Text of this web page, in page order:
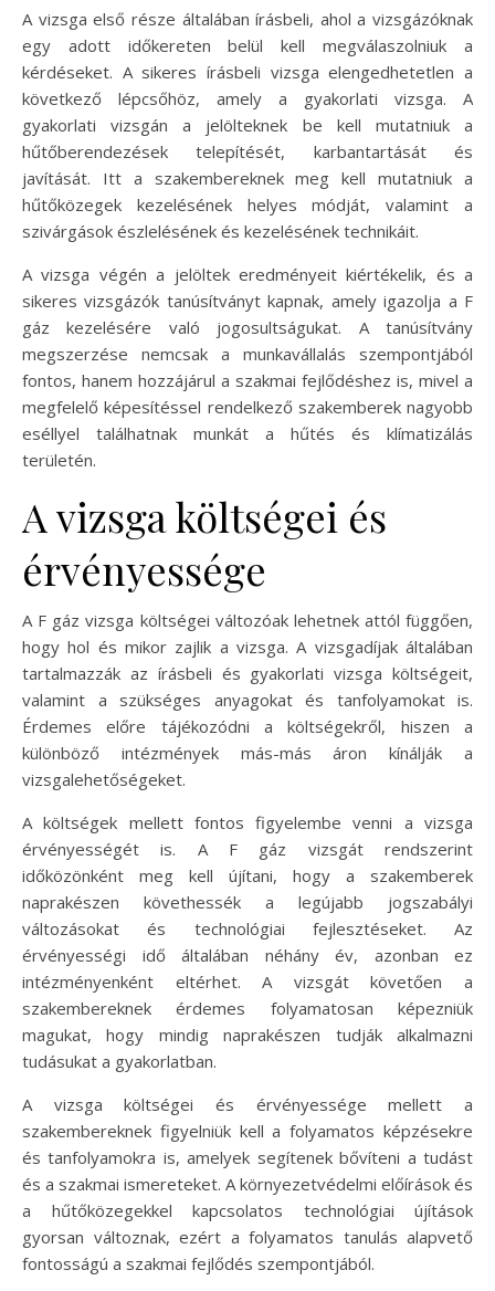
A vizsga első része általában írásbeli, ahol a vizsgázóknak
egy adott időkereten belül kell megválaszolniuk a
kérdéseket. A sikeres írásbeli vizsga elengedhetetlen a
következő lépcsőhöz, amely a gyakorlati vizsga. A
gyakorlati vizsgán a jelölteknek be kell mutatniuk a
hűtőberendezések telepítését, karbantartását és
javítását. Itt a szakembereknek meg kell mutatniuk a
hűtőközegek kezelésének helyes módját, valamint a
szivárgások észlelésének és kezelésének technikáit.
A vizsga végén a jelöltek eredményeit kiértékelik, és a
sikeres vizsgázók tanúsítványt kapnak, amely igazolja a F
gáz kezelésére való jogosultságukat. A tanúsítvány
megszerzése nemcsak a munkavállalás szempontjából
fontos, hanem hozzájárul a szakmai fejlődéshez is, mivel a
megfelelő képesítéssel rendelkező szakemberek nagyobb
eséllyel találhatnak munkát a hűtés és klímatizálás
területén.
A vizsga költségei és
érvényessége
A F gáz vizsga költségei változóak lehetnek attól függően,
hogy hol és mikor zajlik a vizsga. A vizsgadíjak általában
tartalmazzák az írásbeli és gyakorlati vizsga költségeit,
valamint a szükséges anyagokat és tanfolyamokat is.
Érdemes előre tájékozódni a költségekről, hiszen a
különböző intézmények más-más áron kínálják a
vizsgalehetőségeket.
A költségek mellett fontos figyelembe venni a vizsga
érvényességét is. A F gáz vizsgát rendszerint
időközönként meg kell újítani, hogy a szakemberek
naprakészen követhessék a legújabb jogszabályi
változásokat és technológiai fejlesztéseket. Az
érvényességi idő általában néhány év, azonban ez
intézményenként eltérhet. A vizsgát követően a
szakembereknek érdemes folyamatosan képezniük
magukat, hogy mindig naprakészen tudják alkalmazni
tudásukat a gyakorlatban.
A vizsga költségei és érvényessége mellett a
szakembereknek figyelniük kell a folyamatos képzésekre
és tanfolyamokra is, amelyek segítenek bővíteni a tudást
és a szakmai ismereteket. A környezetvédelmi előírások és
a hűtőközegekkel kapcsolatos technológiai újítások
gyorsan változnak, ezért a folyamatos tanulás alapvető
fontosságú a szakmai fejlődés szempontjából.